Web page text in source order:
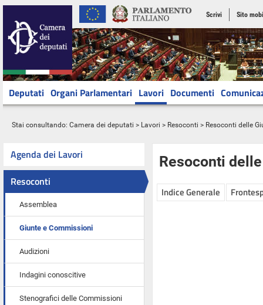
Scrivi Sito
Deputati Organi Parlamentari Lavori Documenti
Stai consultando: Camera dei deputati > Lavori > Resoconti > Resoconti delle
Agenda dei Lavori
Resoconti
Assemblea
Giunte e Commissioni
Audizioni
Indagini conoscitive
Stenografici delle Commissioni
Resoconti
Indice Generale